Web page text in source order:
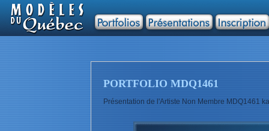
PORTFOLIO MDQ1461
Présentation de l'Artiste Non Membre MDQ1461